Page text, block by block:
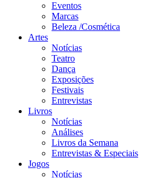
Eventos
Marcas
Beleza /Cosmética
Artes
Notícias
Teatro
Dança
Exposições
Festivais
Entrevistas
Livros
Notícias
Análises
Livros da Semana
Entrevistas & Especiais
Jogos
Notícias